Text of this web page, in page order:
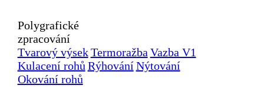
Polygrafické
zpracování
Tvarový výsek Termoražba Vazba V1
Kulacení rohů Rýhování Nýtování
Okování rohů